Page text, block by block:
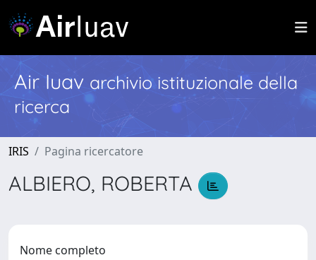
Air Iuav archivio istituzionale della
ricerca
IRIS Pagina ricercatore
ALBIERO, ROBERTA
Nome completo